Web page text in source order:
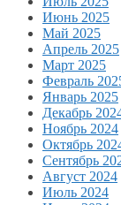
Июнь 2025
Май 2025
Апрель 2025
Март 2025
Февраль
Январь 2025
Декабрь
Ноябрь 2024
Октябрь
Сентябрь
Август 2024
Июль 2024